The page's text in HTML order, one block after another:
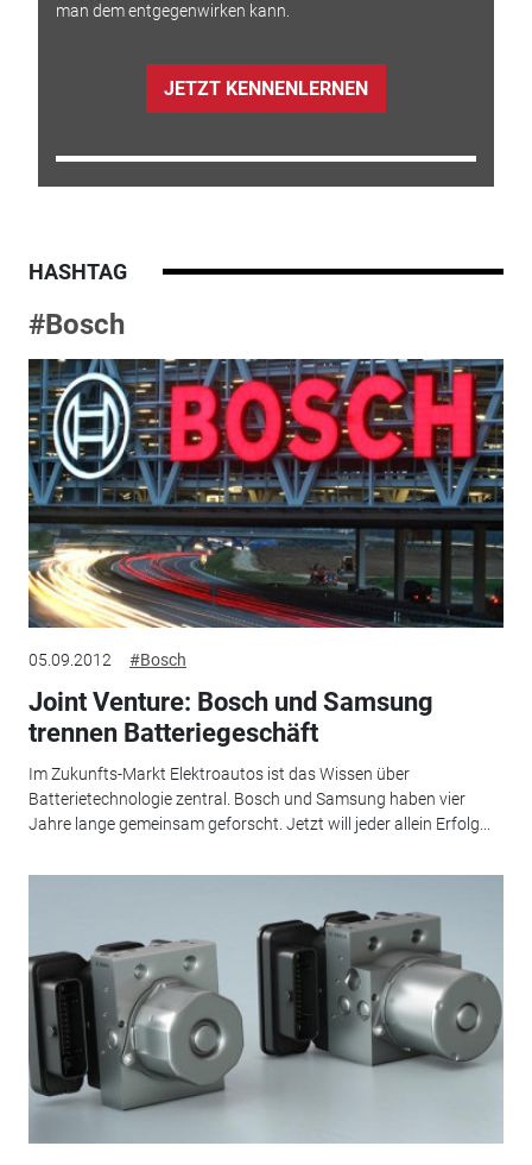
man dem entgegenwirken kann.
JETZT KENNENLERNEN
HASHTAG
#Bosch
05.09.2012 #Bosch
Joint Venture: Bosch und Samsung
trennen Batteriegeschäft
Im Zukunfts-Markt Elektroautos ist das Wissen über
Batterietechnologie zentral. Bosch und Samsung haben vier
Jahre lange gemeinsam geforscht. Jetzt will jeder allein Erfolg...